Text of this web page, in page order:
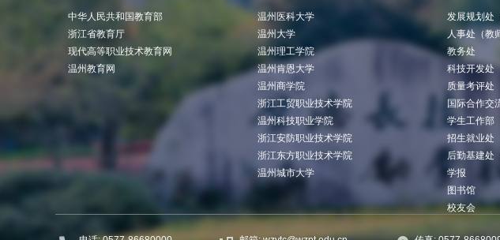
中华人民共和国教育部
浙江省教育厅
现代高等职业技术教育网
温州教育网
温州医科大学
温州大学
温州理工学院
温州肯恩大学
温州商学院
浙江工贸职业技术学院
温州科技职业学院
浙江安防职业技术学院
浙江东方职业技术学院
温州城市大学
发展规划处
人事处（教
教务处
科技开发处
质量考评处
国际合作交
学生工作部
招生就业处
后勤基建处
学报
图书馆
校友会